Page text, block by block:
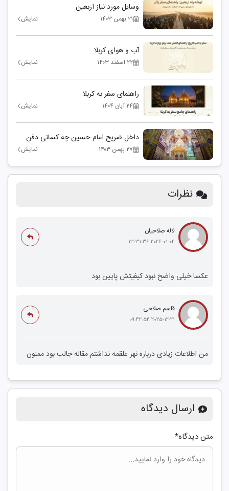
وسایل مورد نیاز اربعین
۲۱ بهمن ۱۴۰۳ نمایش
آب و هوای کربلا
۲۲ اسفند ۱۴۰۳ نمایش
راهنمای سفر به کربلا
۲۴ آبان ۱۴۰۴ نمایش
داخل ضریح امام حسین چه کسانی دفن
هستند
۲۷ بهمن ۱۴۰۳ نمایش
نظرات
لاله صلاحیان
2026-01-04 13:31:36
عکسا خیلی واضح نبود کیفیتش پایین بود
قاسم صلاحی
2025-12-21 09:42:54
من اطلاعات زیادی درباره نهر علقمه نداشتم مقاله جالب بود ممنون
ارسال دیدگاه
متن دیدگاه*